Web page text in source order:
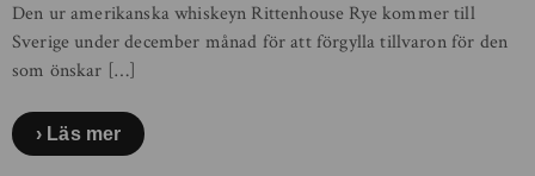
Den ur amerikanska whiskeyn Rittenhouse Rye kommer till
Sverige under december månad för att förgylla tillvaron för den
som önskar […]
Läs mer